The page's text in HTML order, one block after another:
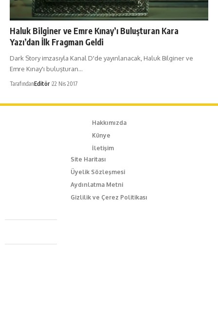
Haluk Bilginer ve Emre Kınay’ı Buluşturan Kara
Yazı’dan İlk Fragman Geldi
Dark Story imzasıyla Kanal D'de yayınlanacak, Haluk Bilginer ve
Emre Kınay'ı buluşturan…
TarafındanEditör 22 Nis 2017
Hakkımızda
Künye
İletişim
Site Haritası
Üyelik Sözleşmesi
Aydınlatma Metni
Gizlilik ve Çerez Politikası
Caferağa Mah. Dr. Şakir Paşa Sok. No3/A Kadıköy İstanbul
+90 543 345 46 00